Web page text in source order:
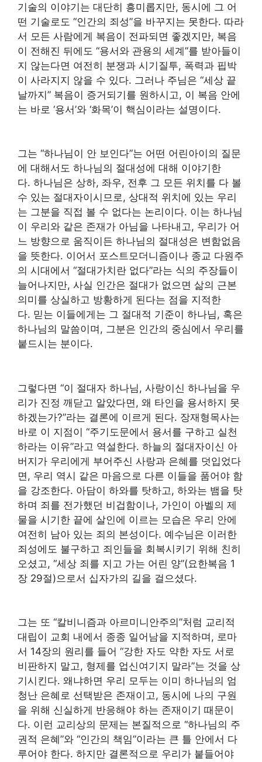
기술의 이야기는 대단히 흥미롭지만, 동시에 그 어
떤 기술로도 “인간의 죄성”을 바꾸지는 못한다. 따라
서 모든 사람에게 복음이 전파되면 좋겠지만, 복음
이 전해진 뒤에도 “용서와 관용의 세계”를 받아들이
지 않는다면 여전히 분쟁과 시기질투, 폭력과 핍박
이 사라지지 않을 수 있다. 그러나 주님은 “세상 끝
날까지” 복음이 증거되기를 원하시고, 이 복음 안에
는 바로 ‘용서’와 ‘화목’이 핵심이라는 설명이다.
그는 “하나님이 안 보인다”는 어떤 어린아이의 질문
에 대해서도 하나님의 절대성에 대해 이야기한
다. 하나님은 상하, 좌우, 전후 그 모든 위치를 다 볼
수 있는 절대자이시므로, 상대적 위치에 있는 우리
는 그분을 직접 볼 수 없다는 논리이다. 이는 하나님
이 우리와 같은 존재가 아님을 나타내고, 우리가 어
느 방향으로 움직이든 하나님의 절대성은 변함없음
을 뜻한다. 이어서 포스트모더니즘이나 종교 다원주
의 시대에서 “절대가치란 없다”라는 식의 주장들이
늘어나지만, 사실 인간은 절대가 없으면 삶의 근본
의미를 상실하고 방황하게 된다는 점을 지적한
다. 믿는 이들에게는 그 절대적 기준이 하나님, 혹은
하나님의 말씀이며, 그분은 인간의 중심에서 우리를
붙드시는 분이다.
그렇다면 “이 절대자 하나님, 사랑이신 하나님을 우
리가 진정 깨닫고 알았다면, 왜 타인을 용서하지 못
하겠는가?”라는 결론에 이르게 된다. 장재형목사는
바로 이 지점이 “주기도문에서 용서를 구하고 실천
하라는 이유”라고 역설한다. 하늘의 절대자이신 아
버지가 우리에게 부어주신 사랑과 은혜를 덧입었다
면, 우리 역시 같은 마음으로 다른 이들을 품어야 함
을 강조한다. 아담이 하와를 탓하고, 하와는 뱀을 탓
하며 죄를 전가했던 비겁함이나, 가인이 아벨의 제
물을 시기한 끝에 살인에 이르는 모습은 우리 안에
여전히 남아 있는 죄의 본성이다. 예수님은 이러한
죄성에도 불구하고 죄인들을 회복시키기 위해 친히
오셨고, “세상 죄를 지고 가는 어린 양”(요한복음 1
장 29절)으로서 십자가의 길을 걸으셨다.
그는 또 “칼비니즘과 아르미니안주의”처럼 교리적
대립이 교회 내에서 종종 일어남을 지적하며, 로마
서 14장의 원리를 들어 “강한 자도 약한 자도 서로
비판하지 말고, 형제를 업신여기지 말라”는 것을 상
기시킨다. 왜냐하면 우리 모두는 이미 하나님의 엄
청난 은혜로 선택받은 존재이고, 동시에 나의 구원
을 위해 신실하게 반응해야 하는 존재이기 때문이
다. 이런 교리상의 문제는 본질적으로 “하나님의 주
권적 은혜”와 “인간의 책임”이라는 큰 틀 안에서 다
루어야 한다. 하지만 결론적으로 우리가 붙들어야